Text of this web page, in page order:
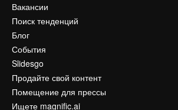
Вакансии
Поиск тенденций
Блог
События
Slidesgo
Продайте свой контент
Помещение для прессы
Ищете magnific.ai